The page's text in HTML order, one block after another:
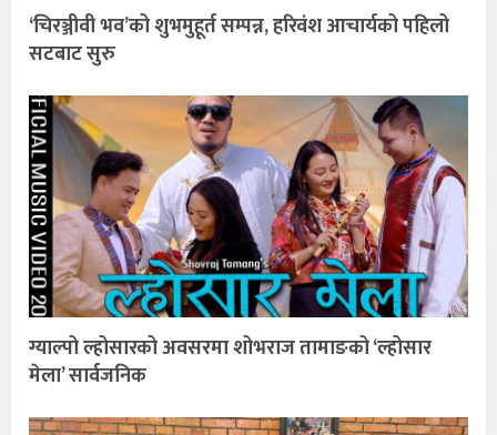
‘चिरञ्जीवी भव’को शुभमुहूर्त सम्पन्न, हरिवंश आचार्यको पहिलो
सटबाट सुरु
ग्याल्पो ल्होसारको अवसरमा शोभराज तामाङको ‘ल्होसार
मेला’ सार्वजनिक